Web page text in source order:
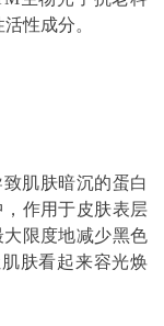
性成分。
肌肤暗沉的蛋白
作用于皮肤表层
限度地减少黑色
肤看起来容光焕